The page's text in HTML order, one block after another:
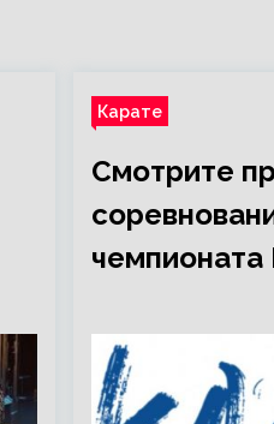
Карате
Смотрите
чемпионата